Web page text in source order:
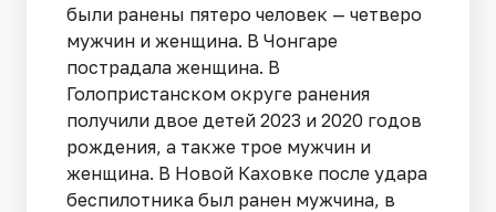
были ранены пятеро человек — четверо
мужчин и женщина. В Чонгаре
пострадала женщина. В
Голопристанском округе ранения
получили двое детей 2023 и 2020 годов
рождения, а также трое мужчин и
женщина. В Новой Каховке после удара
беспилотника был ранен мужчина, в